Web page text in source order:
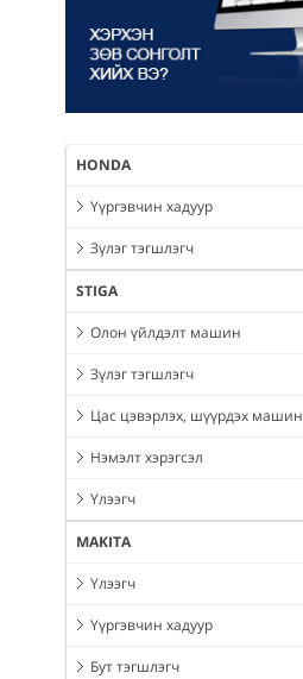
HONDA
Үүргэвчин хадуур
Зүлэг тэгшлэгч
STIGA
Олон үйлдэлт машин
Зүлэг тэгшлэгч
Цас цэвэрлэх, шүүрдэх машин
Нэмэлт хэрэгсэл
Үлээгч
MAKITA
Үлээгч
Үүргэвчин хадуур
Бут тэгшлэгч